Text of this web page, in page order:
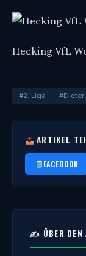
Hecking VfL
#2. Liga #Dieter
ARTIKEL
FACEBOOK
✍️ ÜBER DEN